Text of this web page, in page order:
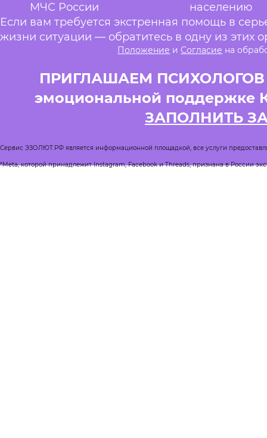
МЧС России
населению
Если вам требуется экстренная помощь в
жизни ситуации — обратитесь в одну из этих
Положение и Согласие на
ПРИГЛАШАЕМ ПСИХОЛОГОВ
эмоциональной поддержке
ЗАПОЛНИТЬ
Сервис ЭЗОЛЮТ.РФ является информационной площадкой, все услуги
*Meta, которой принадлежит Instagram, Facebook и Threads, признана в России